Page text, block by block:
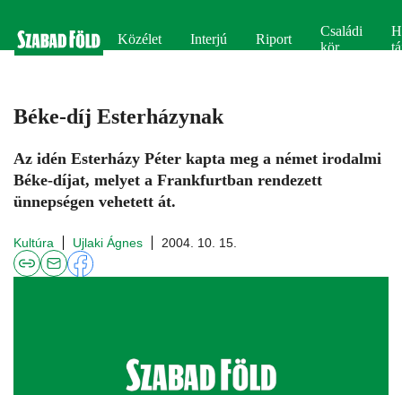
Közélet Interjú Riport
Családi
kör
Béke-díj Esterházynak
Az idén Esterházy Péter kapta meg a német irodalmi
Béke-díjat, melyet a Frankfurtban rendezett
ünnepségen vehetett át.
Kultúra Ujlaki Ágnes 2004. 10. 15.